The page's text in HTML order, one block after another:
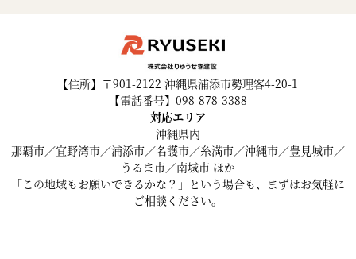
【住所】〒901-2122 沖縄県浦添市勢理客4-20-1
【電話番号】098-878-3388
対応エリア
沖縄県内
那覇市／宜野湾市／浦添市／名護市／糸満市／沖縄市／豊見城市／
うるま市／南城市 ほか
「この地域もお願いできるかな？」という場合も、まずはお気軽に
ご相談ください。